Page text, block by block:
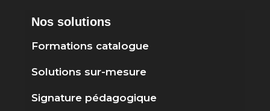
Nos solutions
Formations catalogue
Solutions sur-mesure
Signature pédagogique